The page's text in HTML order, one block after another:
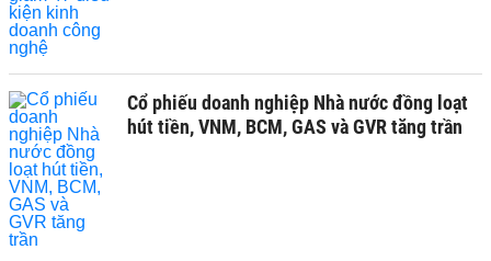
Cổ phiếu doanh nghiệp Nhà nước đồng loạt
hút tiền, VNM, BCM, GAS và GVR tăng trần